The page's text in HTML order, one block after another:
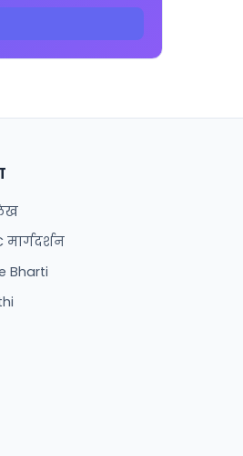
मार्गदर्शन
Bharti